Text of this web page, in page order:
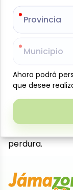
Suavizante
formulado
suave y con
mantiene
equilibrada
prenda. Ideal
lavanderías,
perdura.
Provincia
Municipio
Ahora podrá
que desee
Provincia
Municipio
Ahora podrá
que desee